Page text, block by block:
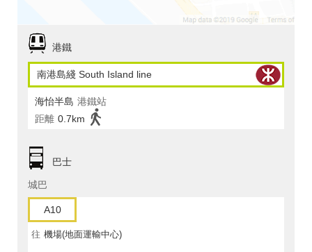
港鐵
南港島綫 South Island line
海怡半島 港鐵站
距離 0.7km
巴士
城巴
A10
往 機場(地面運輸中心)